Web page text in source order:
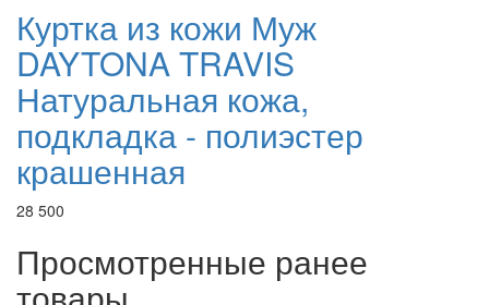
Куртка из кожи Муж
DAYTONA TRAVIS
Натуральная кожа,
подкладка - полиэстер
крашенная
28 500
Просмотренные ранее